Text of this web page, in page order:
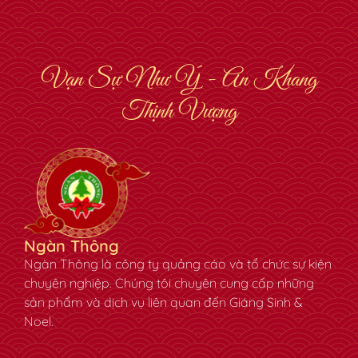
✿
Vạn Sự Như Ý - An Khang
Thịnh Vượng
Ngàn Thông
Ngàn Thông là công ty quảng cáo và tổ chức sự kiện
chuyên nghiệp. Chúng tôi chuyên cung cấp những
sản phẩm và dịch vụ liên quan đến Giáng Sinh &
Noel.